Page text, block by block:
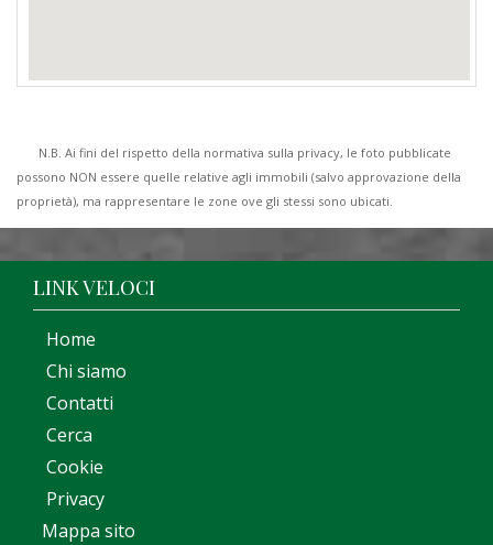
N.B. Ai fini del rispetto della normativa sulla privacy, le foto pubblicate
possono NON essere quelle relative agli immobili (salvo approvazione della
proprietà), ma rappresentare le zone ove gli stessi sono ubicati.
LINK VELOCI
Home
Chi siamo
Contatti
Cerca
Cookie
Privacy
Mappa sito